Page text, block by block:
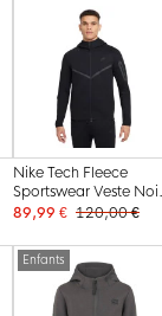
Nike Tech Fleece
Sportswear Veste Noir
Gris Foncé
89,99 € 120,00 €
Enfants